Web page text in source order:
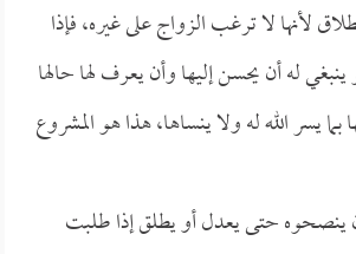
لأنها لا ترغب الزواج على غيره، فإذا
له أن يحسن إليها وأن يعرف لها حالها
بما يسر الله له ولا ينساها، هذا هو المشروع
ينصحوه حتى يعدل أو يطلق إذا طلبت